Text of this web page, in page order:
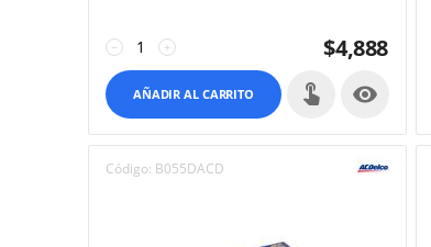
+
− $4,888
AÑADIR AL CARRITO 
Código: B055DACD